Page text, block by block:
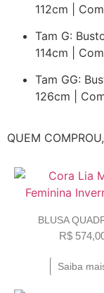
112cm |
Tam G:
114cm |
Tam GG:
126cm |
QUEM
BLUSA
R$
Saiba